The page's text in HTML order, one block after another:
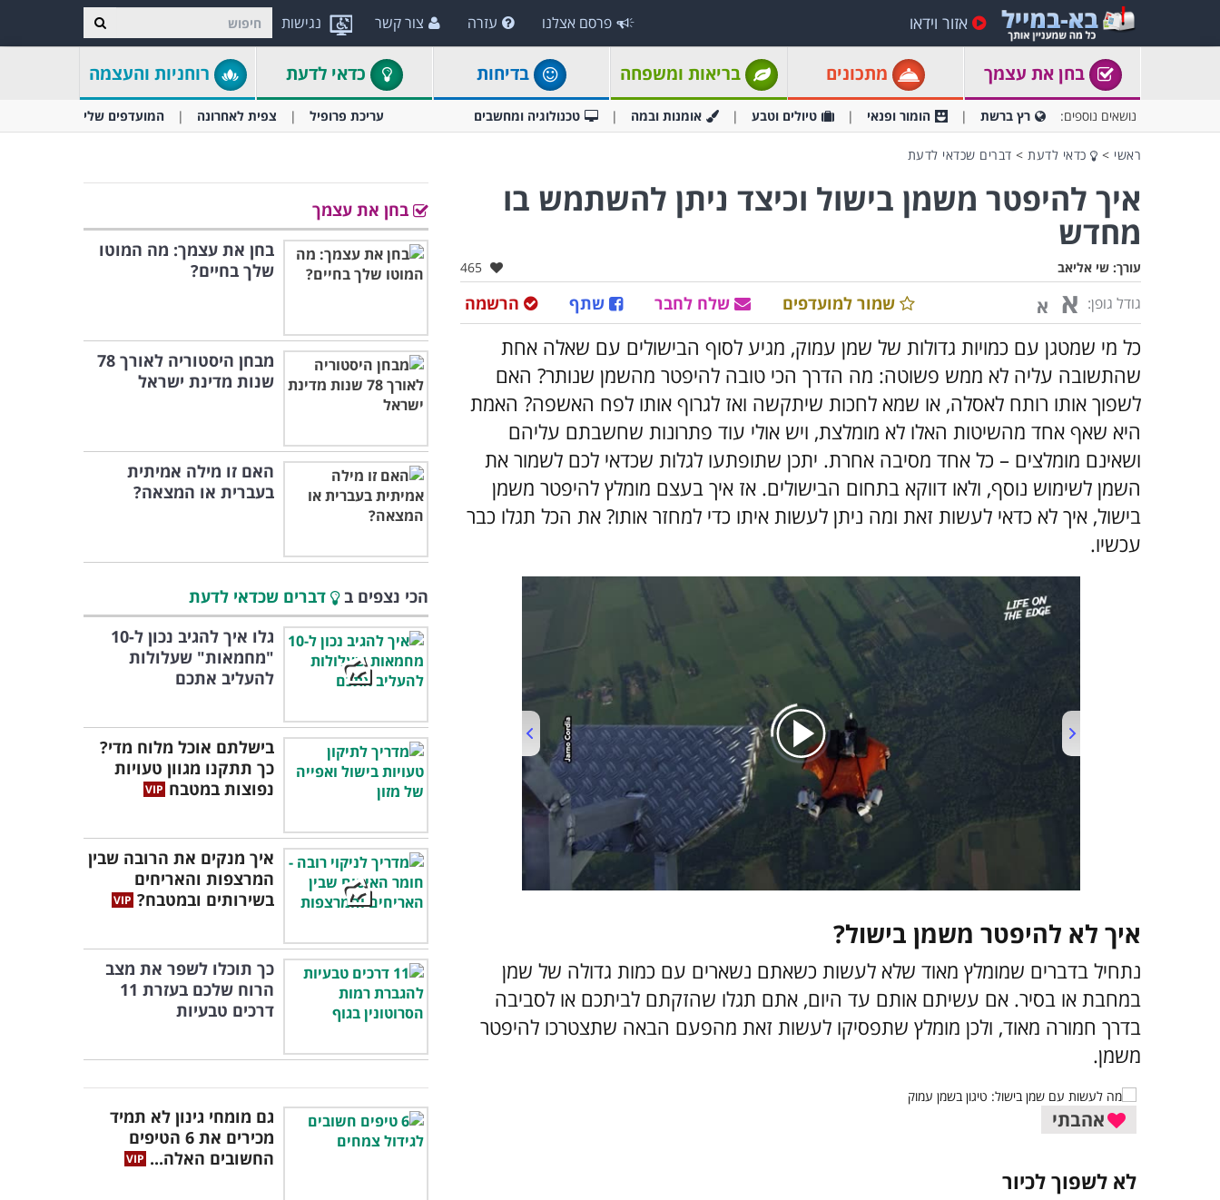
נגישות אזור וידאו פרסם אצלנו עזרה צור קשר
בחן את עצמך מתכונים בריאות ומשפחה בדיחות כדאי לדעת רוחניות והעצמה
נושאים נוספים: רץ ברשת הומור ופנאי טיולים וטבע אומנות ובמה טכנולוגיה ומחשבים עריכת פרופיל צפית לאחרונה המועדפים שלי
ראשי > כדאי לדעת > דברים שכדאי לדעת
איך להיפטר משמן בישול וכיצד ניתן להשתמש בו
מחדש
עורך: שי אליאב אהבו:
465
גודל גופן: א א הרשמה שתף שלח לחבר שמור למועדפים
כל מי שמטגן עם כמויות גדולות של שמן עמוק, מגיע לסוף הבישולים עם שאלה אחת
שהתשובה עליה לא ממש פשוטה: מה הדרך הכי טובה להיפטר מהשמן שנותר? האם
לשפוך אותו רותח לאסלה, או שמא לחכות שיתקשה ואז לגרוף אותו לפח האשפה? האמת
היא שאף אחד מהשיטות האלו לא מומלצת, ויש אולי עוד פתרונות שחשבתם עליהם
ושאינם מומלצים – כל אחד מסיבה אחרת. יתכן שתופתעו לגלות שכדאי לכם לשמור את
השמן לשימוש נוסף, ולאו דווקא בתחום הבישולים. אז איך בעצם מומלץ להיפטר משמן
בישול, איך לא כדאי לעשות זאת ומה ניתן לעשות איתו כדי למחזר אותו? את הכל תגלו כבר
עכשיו.
איך לא להיפטר משמן בישול?
נתחיל בדברים שמומלץ מאוד שלא לעשות כשאתם נשארים עם כמות גדולה של שמן
במחבת או בסיר. אם עשיתם אותם עד היום, אתם תגלו שהזקתם לביתכם או לסביבה
בדרך חמורה מאוד, ולכן מומלץ שתפסיקו לעשות זאת מהפעם הבאה שתצטרכו להיפטר
משמן.
אהבתי
לא לשפוך לכיור
בחן את עצמך
בחן את עצמך: מה המוטו
שלך בחיים?
מבחן היסטוריה לאורך 78
שנות מדינת ישראל
האם זו מילה אמיתית
בעברית או המצאה?
הכי נצפים ב
דברים שכדאי לדעת
גלו איך להגיב נכון ל-10
"מחמאות" שעלולות
להעליב אתכם
בישלתם אוכל מלוח מדי?
כך תתקנו מגוון טעויות
נפוצות במטבח
איך מנקים את הרובה שבין
המרצפות והאריחים
בשירותים ובמטבח?
כך תוכלו לשפר את מצב
הרוח שלכם בעזרת 11
דרכים טבעיות
גם מומחי גינון לא תמיד
מכירים את 6 הטיפים
החשובים האלה...